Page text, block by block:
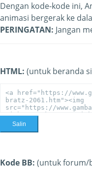
Dengan kode-kode ini,
animasi bergerak ke
PERINGATAN: Jangan
HTML: (untuk beranda
Salin
Kode BB: (untuk forum/